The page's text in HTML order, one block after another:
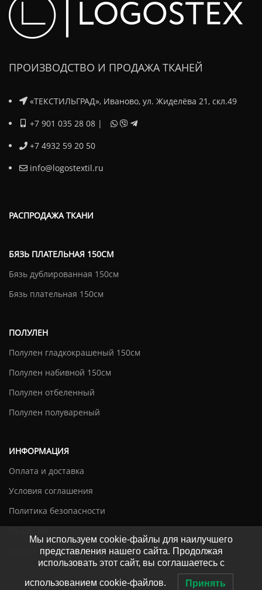
ПРОИЗВОДСТВО И ПРОДАЖА ТКАНЕЙ
«ТЕКСТИЛЬГРАД», Иваново, ул. Жиделёва 21, скл.49
+7 901 035 28 08 |
+7 4932 59 20 50
info@logostextil.ru
РАСПРОДАЖА ТКАНИ
БЯЗЬ ПЛАТЕЛЬНАЯ 150СМ
Бязь дублированная 150см
Бязь плательная 150см
ПОЛУЛЕН
Полулен гладкокрашеный 150см
Полулен набивной 150см
Полулен отбеленный
Полулен полувареный
ИНФОРМАЦИЯ
Оплата и доставка
Условия соглашения
Политика безопасности
Контакты
Мы используем cookie-файлы для наилучшего
представления нашего сайта. Продолжая
использовать этот сайт, вы соглашаетесь с
использованием cookie-файлов. Принять